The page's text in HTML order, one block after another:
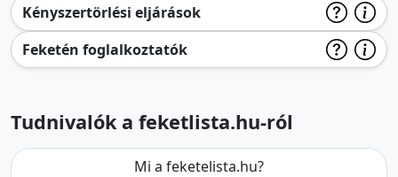
Kényszertörlési eljárások
Feketén foglalkoztatók
Tudnivalók a feketlista.hu-ról
Mi a feketelista.hu?